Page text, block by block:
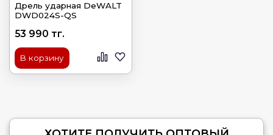
Дрель ударная DeWALT
DWD024S-QS
53 990 тг.
В корзину